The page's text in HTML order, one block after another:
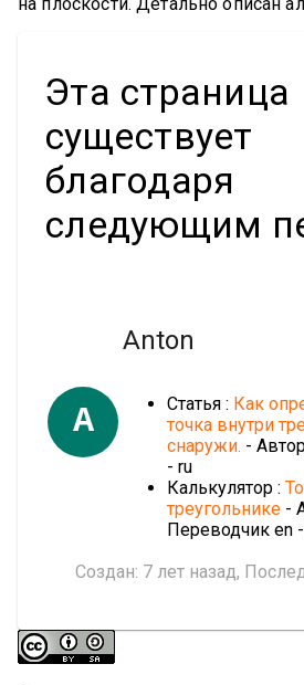
на плоскости. Детально описан
Эта страница
существует
благодаря
следующим
A
Anton
Статья : Как
точка внутри
снаружи. -
- ru
Калькулятор :
треугольнике -
Переводчик en
Создан: 7 лет назад,